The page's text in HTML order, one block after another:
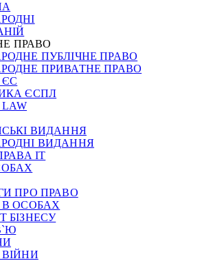
ПРАВО
ПУБЛІЧНЕ ПРАВО
ПРИВАТНЕ ПРАВО
ЄСПЛ
ВИДАННЯ
ВИДАННЯ
ІТ
ПРО ПРАВО
В ОСОБАХ
БІЗНЕСУ